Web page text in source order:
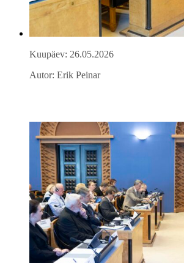
Kuupäev: 26.05.2026
Autor: Erik Peinar